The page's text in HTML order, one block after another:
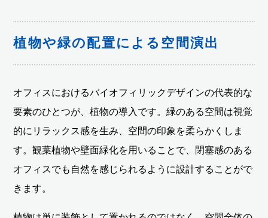
植物や緑の配置による空間演出
オフィスにおけるバイオフィリックデザインの代表的な
要素のひとつが、植物の導入です。緑のある空間は視覚
的にリラックス感を生み、空間の印象を柔らかくしま
す。観葉植物や壁面緑化を用いることで、閉塞感のある
オフィスでも自然を感じられるように設計することがで
きます。